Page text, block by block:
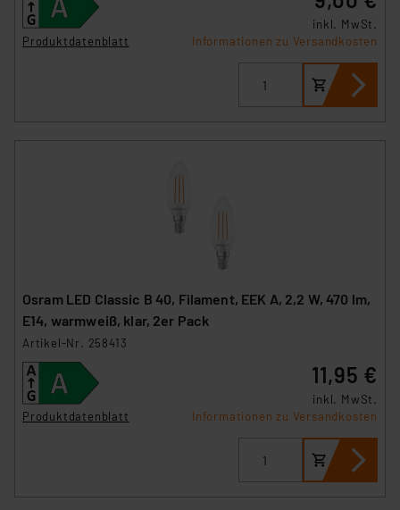
Cookies dieser Drittanbieter umfasst daher ggf. auch
die Verarbeitung Ihrer Daten in den USA gemäß Art. 49
(1) lit. a DSGVO. Nähere Infos zu diesen Drittanbietern
und zu der jeweiligen Datenübermittlung erhalten Sie in
der Datenschutzerklärung. Für die USA besteht kein
besteht etwa das Risiko, dass US-Behörden
personenbezogene Daten in
Überwachungsprogrammen verarbeiten, ohne dass
Unsere Kooperation mit diesen Dienstleistern stützt
Europäischen Kommission sowie einer eigenen
Beurteilung der mit der Datenübermittlung,
insbesondere der Art der übermittelten Daten,
verbundenen Risiken.“
Impressum|Datenschutzerklärung
Produktdatenblatt
inkl. MwSt.
Informationen zu Versandkosten
Osram LED Classic B 40, Filament, EEK A, 2,2 W, 470 lm,
E14, warmweiß, klar, 2er Pack
Artikel-Nr. 258413
Produktdatenblatt
11,95 €
inkl. MwSt.
Informationen zu Versandkosten